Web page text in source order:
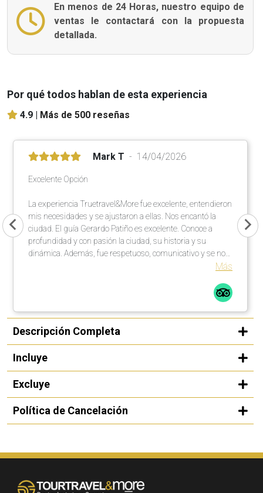
En menos de 24 Horas, nuestro equipo de
ventas le contactará con la propuesta
detallada.
Por qué todos hablan de esta experiencia
4.9 | Más de 500 reseñas
Mark T 14/04/2026
Excelente Opción
La experiencia Truetravel&More fue excelente, entendieron
mis necesidades y se ajustaron a ellas. Nos encantó la
ciudad. El guía Gerardo Patiño es excelente. Conoce a
profundidad y con pasión la ciudad, su historia y su
dinámica. Además, fue respetuoso, comunicativo y se nota
que le gusta lo que hace. El hecho que hable español, fue
manera su trabajo y atención fue excelente. Conocía la
comunicación por medio de WhatsApp para coordinación,
fue excelente, ágil y expedita. En relación a la comunicación
con el guía y el chofer, fue excelente, rápida y sin ningún
contratiempo. Además que, dieron respuesta inmediata a
mis consultas.
Más
Descripción Completa
Incluye
Excluye
Política de Cancelación